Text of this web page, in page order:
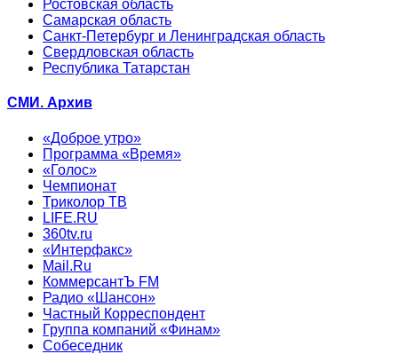
Ростовская область
Самарская область
Санкт-Петербург и Ленинградская область
Свердловская область
Республика Татарстан
СМИ. Архив
«Доброе утро»
Программа «Время»
«Голос»
Чемпионат
Триколор ТВ
LIFE.RU
360tv.ru
«Интерфакс»
Mail.Ru
КоммерсантЪ FM
Радио «Шансон»
Частный Корреспондент
Группа компаний «Финам»
Собеседник